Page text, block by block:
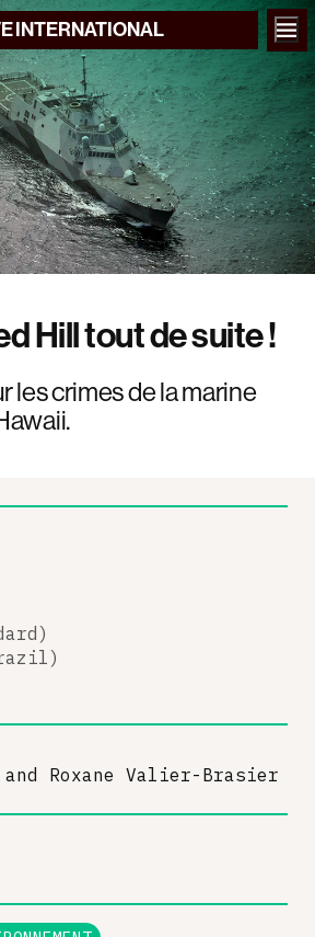
INTERNATIONAL
Hill tout de suite !
les crimes de la marine
and Roxane Valier-Brasier